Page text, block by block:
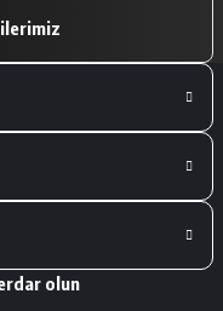
olun